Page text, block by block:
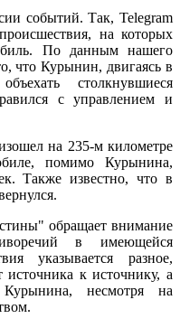
событий. Так, Telegram
на которых
По данным нашего
что Курынин, двигаясь в
столкнувшиеся
с управлением и
на 235-м километре
помимо Курынина,
Также известно, что в
обращает внимание
в имеющейся
указывается разное,
источника к источнику, а
несмотря на